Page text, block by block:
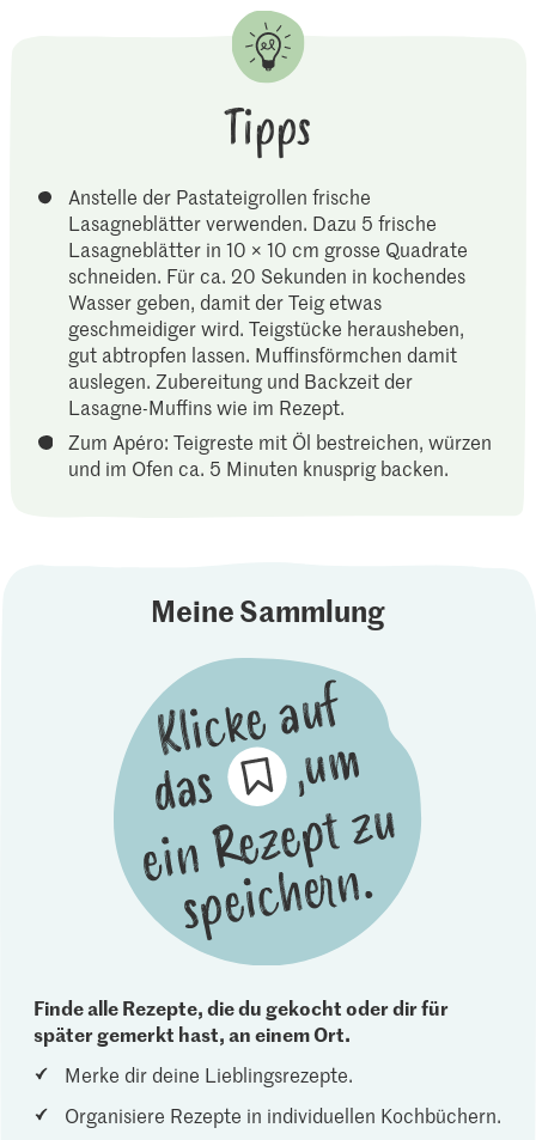
Tipps
Anstelle der Pastateigrollen frische
Lasagneblätter verwenden. Dazu 5 frische
Lasagneblätter in 10 × 10 cm grosse Quadrate
schneiden. Für ca. 20 Sekunden in kochendes
Wasser geben, damit der Teig etwas
geschmeidiger wird. Teigstücke herausheben,
gut abtropfen lassen. Muffinsförmchen damit
auslegen. Zubereitung und Backzeit der
Lasagne-Muffins wie im Rezept.
Zum Apéro: Teigreste mit Öl bestreichen, würzen
und im Ofen ca. 5 Minuten knusprig backen.
Meine Sammlung
Finde alle Rezepte, die du gekocht oder dir für
später gemerkt hast, an einem Ort.
Merke dir deine Lieblingsrezepte.
Organisiere Rezepte in individuellen Kochbüchern.